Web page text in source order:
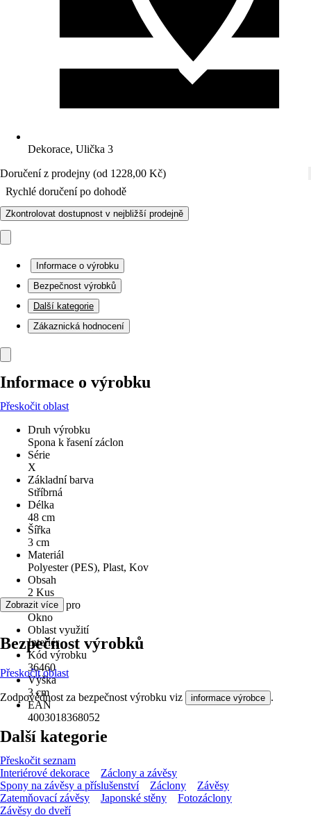
Dekorace, Ulička 3
Doručení z prodejny (od 1228,00 Kč)
Rychlé doručení po dohodě
Zkontrolovat dostupnost v nejbližší prodejně
Informace o výrobku
Bezpečnost výrobků
Další kategorie
Zákaznická hodnocení
Informace o výrobku
Přeskočit oblast
Druh výrobku
Spona k řasení záclon
Série
X
Základní barva
Stříbrná
Délka
48 cm
Šířka
3 cm
Materiál
Polyester (PES), Plast, Kov
Obsah
2 Kus
Vhodné pro
Okno
Oblast využití
Interiér
Kód výrobku
36460
Výška
3 cm
EAN
4003018368052
Zobrazit více
Bezpečnost výrobků
Přeskočit oblast
Zodpovědnost za bezpečnost výrobku viz informace výrobce .
Další kategorie
Přeskočit seznam
Interiérové dekorace
Záclony a závěsy
Spony na závěsy a příslušenství
Záclony
Závěsy
Zatemňovací závěsy
Japonské stěny
Fotozáclony
Závěsy do dveří